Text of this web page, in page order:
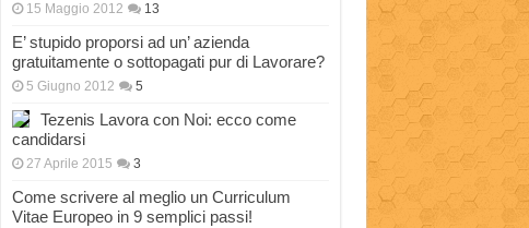
15 Maggio 2012 13
E’ stupido proporsi ad un’ azienda
gratuitamente o sottopagati pur di Lavorare?
5 Giugno 2012 5
Tezenis Lavora con Noi: ecco come
candidarsi
27 Aprile 2015 3
Come scrivere al meglio un Curriculum
Vitae Europeo in 9 semplici passi!